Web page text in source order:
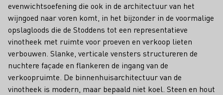
evenwichtsoefening die ook in de architectuur van het
wijngoed naar voren komt, in het bijzonder in de voormalige
opslagloods die de Stoddens tot een representatieve
vinotheek met ruimte voor proeven en verkoop lieten
verbouwen. Slanke, verticale vensters structureren de
nuchtere façade en flankeren de ingang van de
verkoopruimte. De binnenhuisarchitectuur van de
vinotheek is modern, maar bepaald niet koel. Steen en hout